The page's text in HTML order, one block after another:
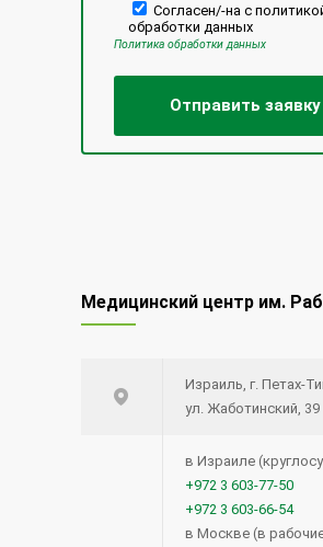
Согласен/-на с
обработки данных
Политика обработки данных
Медицинский центр им.
Израиль, г. Петах-
ул. Жаботинский, 39
в Израиле
+972 3 603-77-50
+972 3 603-66-54
в Москве (в